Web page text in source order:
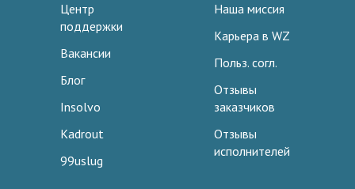
Центр
поддержки
Вакансии
Блог
Insolvo
Kadrout
99uslug
Наша миссия
Карьера в WZ
Польз. согл.
Отзывы
заказчиков
Отзывы
исполнителей